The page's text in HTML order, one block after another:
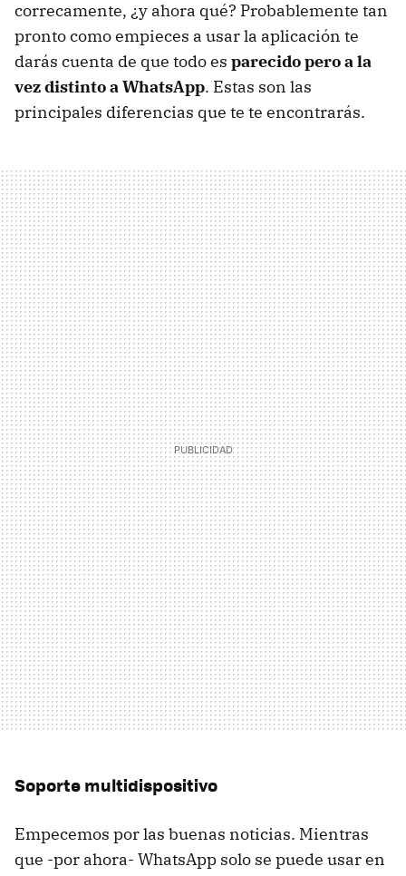
correcamente, ¿y ahora qué? Probablemente tan
pronto como empieces a usar la aplicación te
darás cuenta de que todo es parecido pero a la
vez distinto a WhatsApp. Estas son las
principales diferencias que te te encontrarás.
Soporte multidispositivo
Empecemos por las buenas noticias. Mientras
que -por ahora- WhatsApp solo se puede usar en